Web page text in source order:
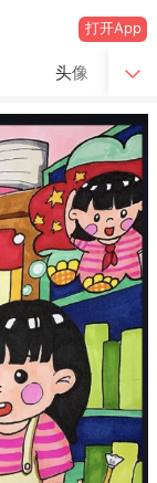
打开App
头像